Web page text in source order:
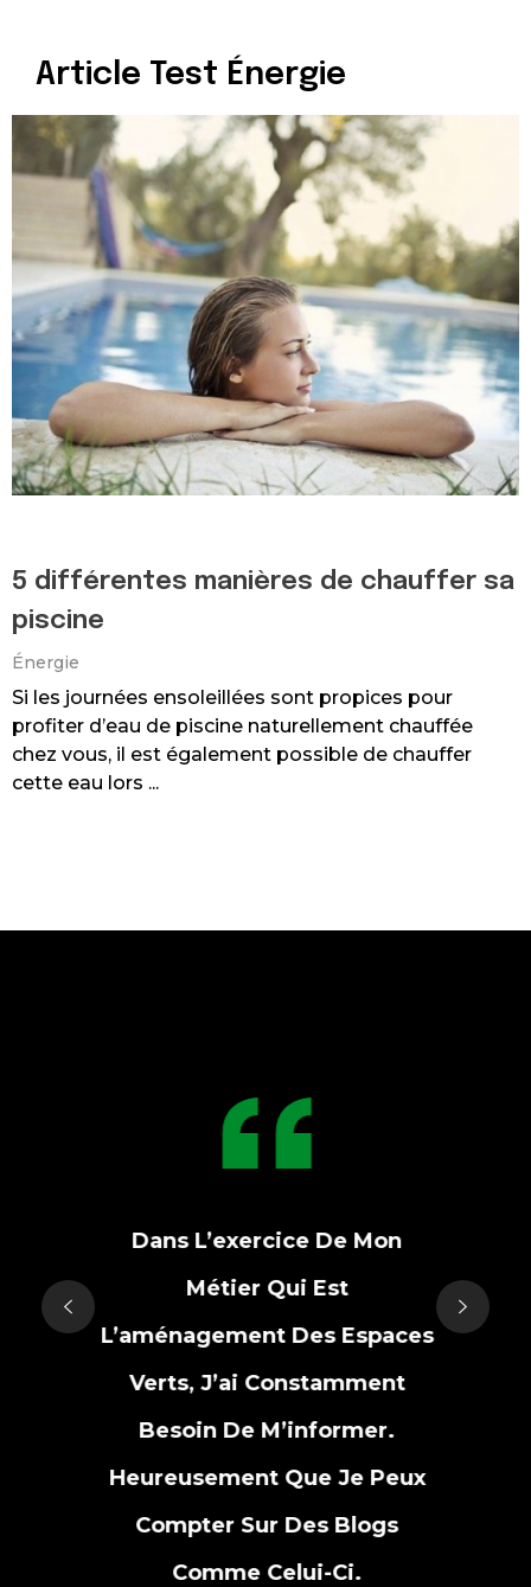
Article Test Énergie
5 différentes manières de chauffer sa
piscine
Énergie
Si les journées ensoleillées sont propices pour
profiter d’eau de piscine naturellement chauffée
chez vous, il est également possible de chauffer
cette eau lors ...
Dans L’exercice De Mon
Métier Qui Est
L’aménagement Des Espaces
Verts, J’ai Constamment
Besoin De M’informer.
Heureusement Que Je Peux
Compter Sur Des Blogs
Comme Celui-Ci.